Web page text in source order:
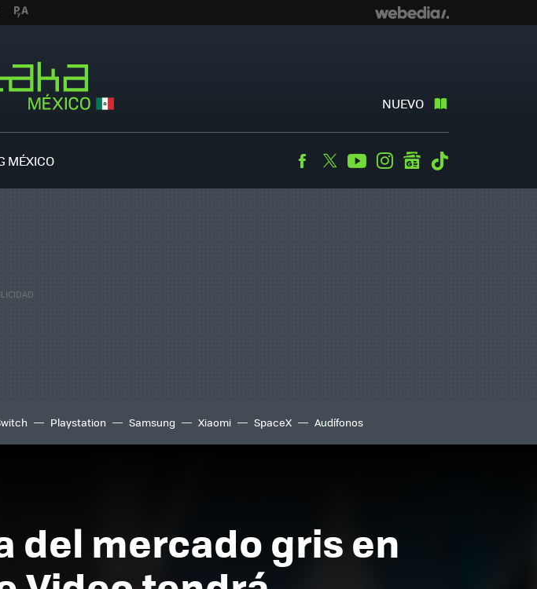
NUEVO
MÉXICO Facebook
TwitterYoutubeInstagramgooglenews
Playstation Samsung Xiaomi SpaceX Audífonos
del mercado gris en